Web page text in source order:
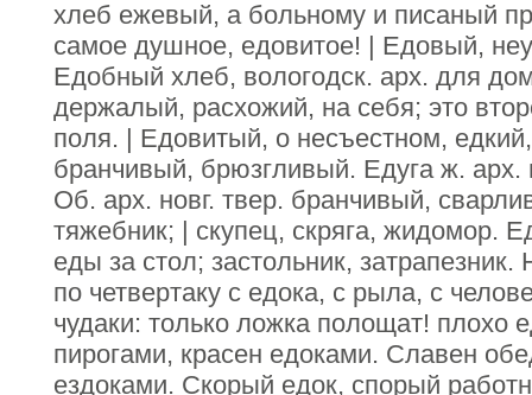
хлеб ежевый, а больному и писаный
самое душное, едовитое! | Едовый,
Едобный хлеб, вологодск. арх. для
держалый, расхожий, на себя; это
поля. | Едовитый, о несъестном,
бранчивый, брюзгливый. Едуга ж.
Об. арх. новг. твер. бранчивый,
тяжебник; | скупец, скряга, жидомор.
еды за стол; застольник,
по четвертаку с едока, с рыла, с
чудаки: только ложка полощат! плохо
пирогами, красен едоками. Славен
ездоками. Скорый едок, спорый